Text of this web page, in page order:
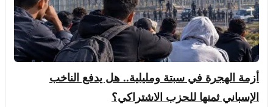
أزمة الهجرة في سبتة ومليلية.. هل يدفع الناخب
الإسباني ثمنها للحزب الاشتراكي؟